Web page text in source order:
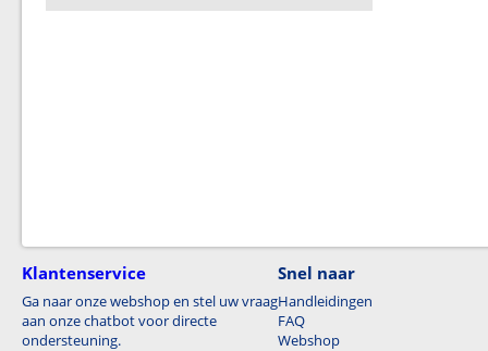
Klantenservice
Ga naar onze webshop en stel uw vraag
aan onze chatbot voor directe
ondersteuning.
Snel naar
Handleidingen
FAQ
Webshop